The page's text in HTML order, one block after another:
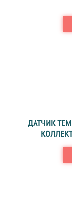
ДАТЧИК